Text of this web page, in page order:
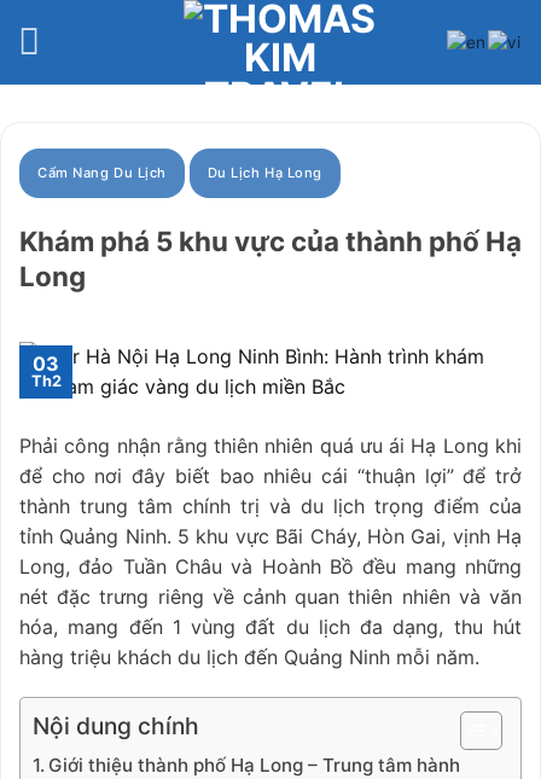
Cẩm Nang Du Lịch Du Lịch Hạ Long
Khám phá 5 khu vực của thành phố Hạ
Long
03
Th2
Phải công nhận rằng thiên nhiên quá ưu ái Hạ Long khi
để cho nơi đây biết bao nhiêu cái “thuận lợi” để trở
thành trung tâm chính trị và du lịch trọng điểm của
tỉnh Quảng Ninh. 5 khu vực Bãi Cháy, Hòn Gai, vịnh Hạ
Long, đảo Tuần Châu và Hoành Bồ đều mang những
nét đặc trưng riêng về cảnh quan thiên nhiên và văn
hóa, mang đến 1 vùng đất du lịch đa dạng, thu hút
hàng triệu khách du lịch đến Quảng Ninh mỗi năm.
Nội dung chính
Giới thiệu thành phố Hạ Long – Trung tâm hành